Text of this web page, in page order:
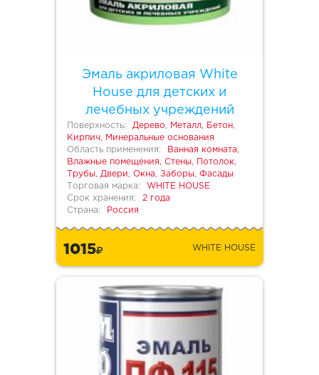
Эмаль акриловая White
House для детских и
лечебных учреждений
Поверхность:
Дерево, Металл, Бетон,
Кирпич, Минеральные основания
Область применения:
Ванная комната,
Влажные помещения, Стены, Потолок,
Трубы, Двери, Окна, Заборы, Фасады
Торговая марка:
WHITE HOUSE
Срок хранения:
2 года
Страна:
Россия
1015 WHITE HOUSE